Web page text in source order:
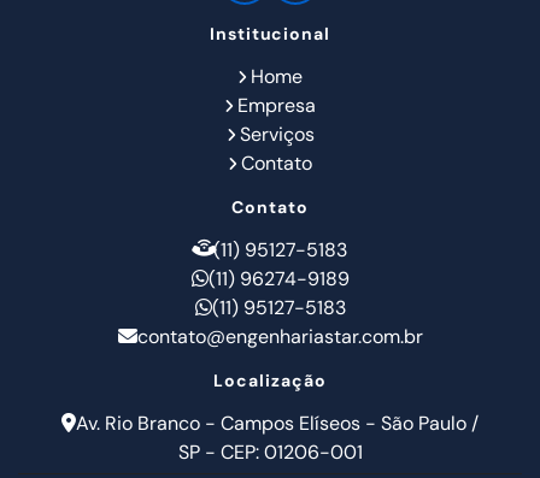
Institucional
Home
Empresa
Serviços
Contato
Contato
(11) 95127-5183
(11) 96274-9189
(11) 95127-5183
contato@engenhariastar.com.br
Localização
Av. Rio Branco - Campos Elíseos - São Paulo /
SP - CEP: 01206-001